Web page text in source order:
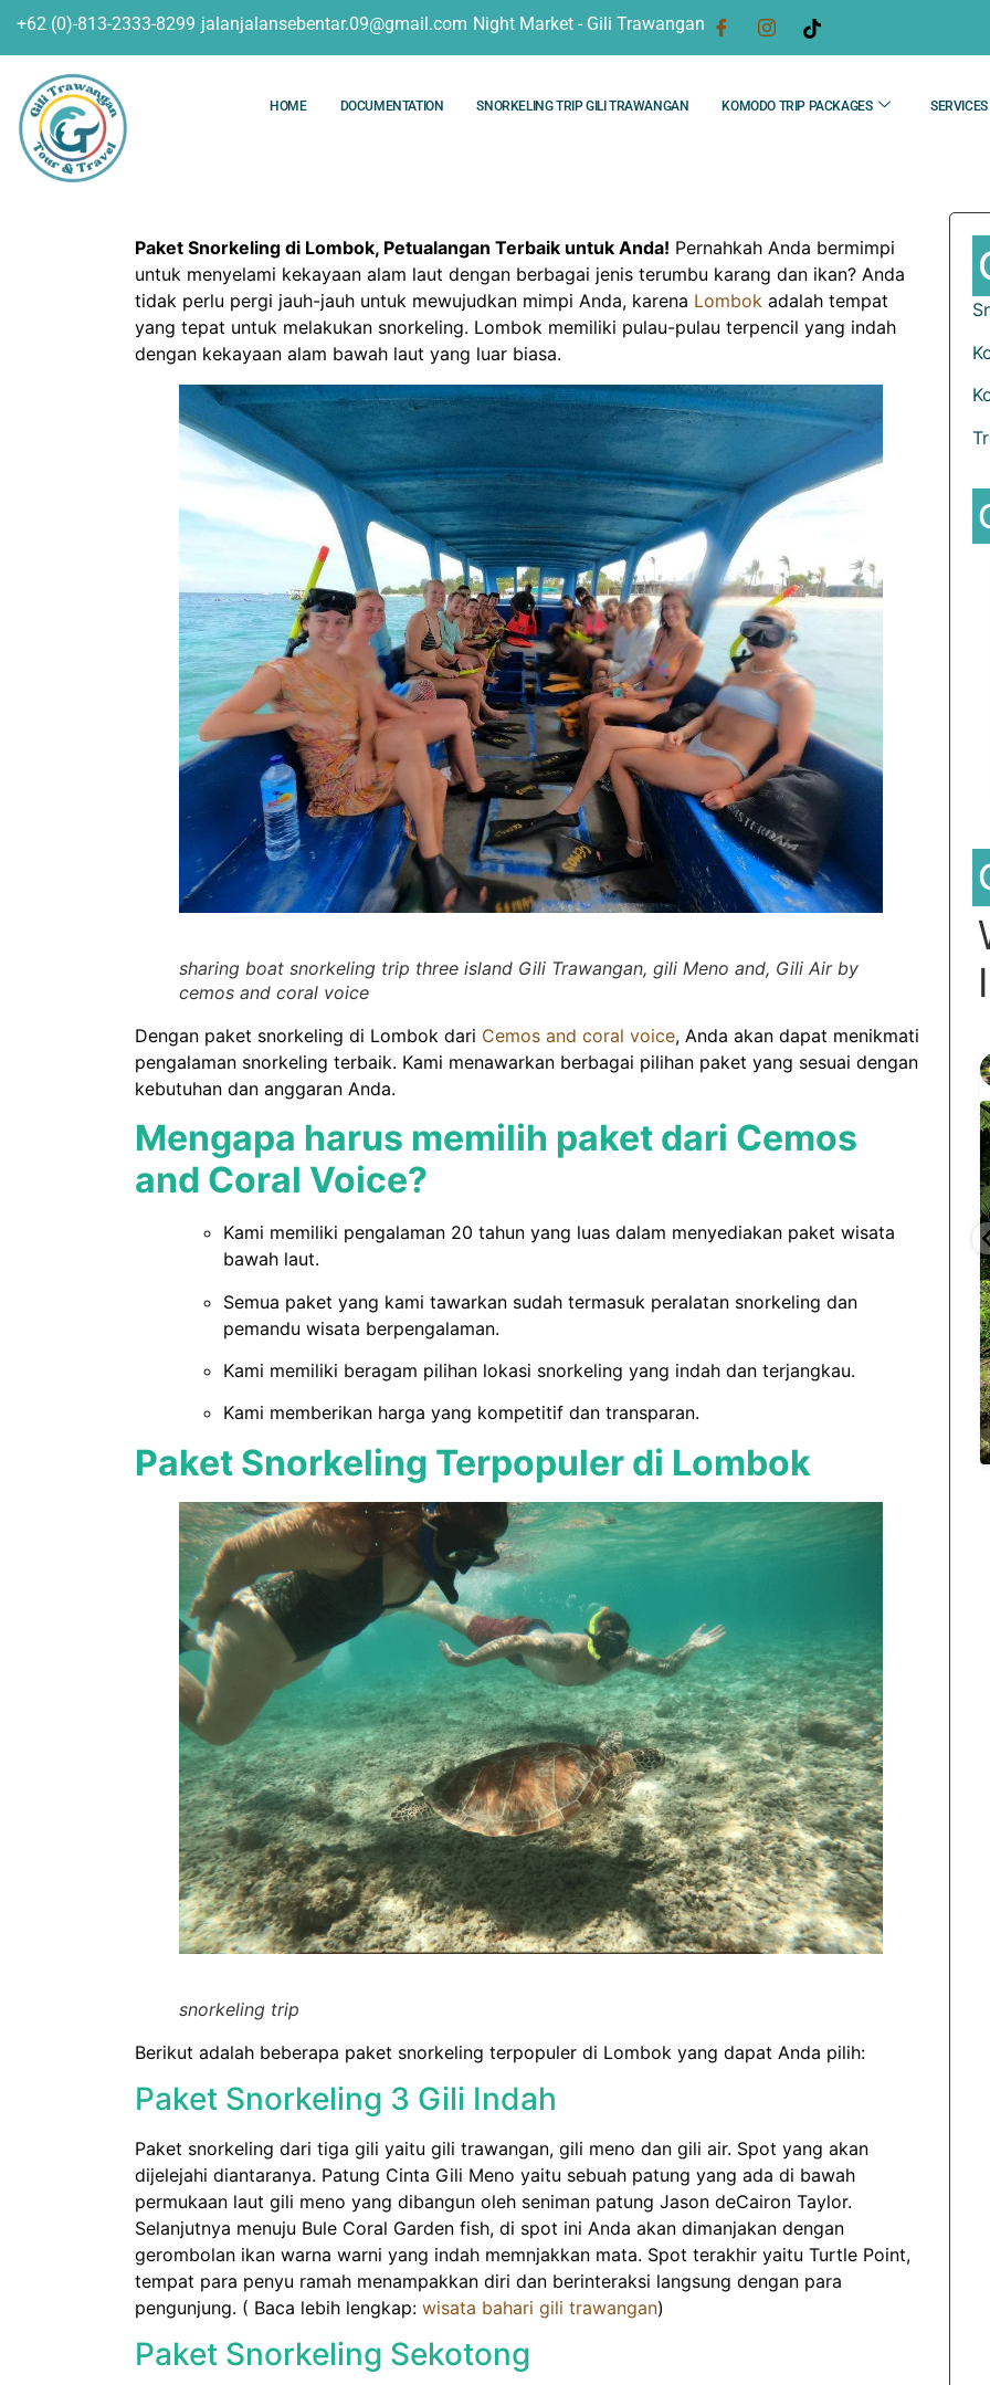
+62 (0)-813-2333-8299 jalanjalansebentar.09@gmail.com Night Market - Gili Trawangan
HOME DOCUMENTATION SNORKELING TRIP GILI TRAWANGAN KOMODO TRIP PACKAGES SERVICES
Paket Snorkeling di Lombok, Petualangan Terbaik untuk Anda! Pernahkah Anda bermimpi
untuk menyelami kekayaan alam laut dengan berbagai jenis terumbu karang dan ikan? Anda
tidak perlu pergi jauh-jauh untuk mewujudkan mimpi Anda, karena Lombok adalah tempat
yang tepat untuk melakukan snorkeling. Lombok memiliki pulau-pulau terpencil yang indah
dengan kekayaan alam bawah laut yang luar biasa.
sharing boat snorkeling trip three island Gili Trawangan, gili Meno and, Gili Air by
cemos and coral voice
Dengan paket snorkeling di Lombok dari Cemos and coral voice, Anda akan dapat menikmati
pengalaman snorkeling terbaik. Kami menawarkan berbagai pilihan paket yang sesuai dengan
kebutuhan dan anggaran Anda.
Mengapa harus memilih paket dari Cemos
and Coral Voice?
Kami memiliki pengalaman 20 tahun yang luas dalam menyediakan paket wisata
bawah laut.
Semua paket yang kami tawarkan sudah termasuk peralatan snorkeling dan
pemandu wisata berpengalaman.
Kami memiliki beragam pilihan lokasi snorkeling yang indah dan terjangkau.
Kami memberikan harga yang kompetitif dan transparan.
Paket Snorkeling Terpopuler di Lombok
snorkeling trip
Berikut adalah beberapa paket snorkeling terpopuler di Lombok yang dapat Anda pilih:
Paket Snorkeling 3 Gili Indah
Paket snorkeling dari tiga gili yaitu gili trawangan, gili meno dan gili air. Spot yang akan
dijelejahi diantaranya. Patung Cinta Gili Meno yaitu sebuah patung yang ada di bawah
permukaan laut gili meno yang dibangun oleh seniman patung Jason deCairon Taylor.
Selanjutnya menuju Bule Coral Garden fish, di spot ini Anda akan dimanjakan dengan
gerombolan ikan warna warni yang indah memnjakkan mata. Spot terakhir yaitu Turtle Point,
tempat para penyu ramah menampakkan diri dan berinteraksi langsung dengan para
pengunjung. ( Baca lebih lengkap: wisata bahari gili trawangan)
Paket Snorkeling Sekotong
Gari Pargas98
1 year ago
Tepat terbagus untuk snorkeling di
Gili Trawangan saya jamin kalian
pasti enjoy jika join with this
company
gilitrawangantourntravel
Masih ingin melihat sisi lain Lombok selain
22 0
gilitrawangantourntravel
Jun 29
15 0